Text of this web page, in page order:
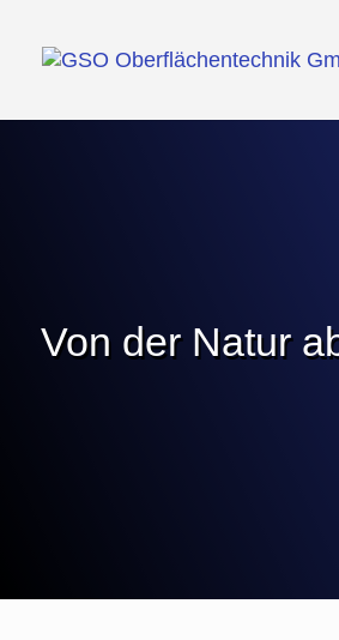
Von der Natur